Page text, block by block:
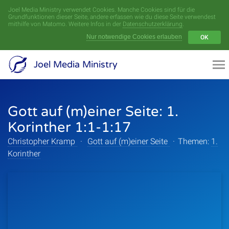
Joel Media Ministry verwendet Cookies. Manche Cookies sind für die
Grundfunktionen dieser Seite, andere erfassen wie du diese Seite verwendest
mithilfe von Matomo. Weitere Infos in der Datenschutzerklärung.
Nur notwendige Cookies erlauben
OK
Joel Media Ministry
Gott auf (m)einer Seite: 1.
Korinther 1:1-1:17
Christopher Kramp · Gott auf (m)einer Seite · Themen: 1.
Korinther
Menü
Videoarchiv
Serien